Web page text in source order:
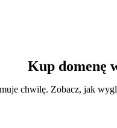
Kup domenę
chwilę. Zobacz, jak